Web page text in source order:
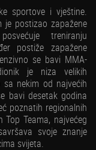
sportove i vještine.
postizao zapažene
treniranju
postiže zapažene
se bavi MMA-
je niza velikih
nekim od najvećih
bavi desetak godina
poznatih regionalnih
Teama, najvećeg
svoje znanje
svijeta.